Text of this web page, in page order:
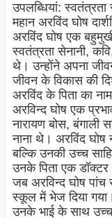
उपलब्धियां: स्वतंत्रता
महान अरविंद घोष
अरविंद घोष एक
स्वतंत्रता सेनानी,
थे। उन्होंने अपना
जीवन के विकास की
अरविंद के पिता का
अरविन्द घोष एक
नारायण बोस, बंगाली
नाना थे। अरविंद
बल्कि उनकी उच्च
उनके पिता एक
जब अरविन्द घोष पांच
स्कूल में भेज दिया
उनके भाई के साथ उच्च